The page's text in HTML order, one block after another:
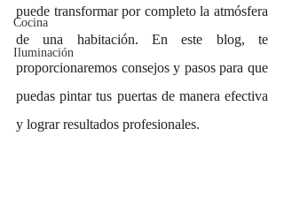
Cocina
Iluminación
puede transformar por completo la atmósfera
de una habitación. En este blog, te
proporcionaremos consejos y pasos para que
puedas pintar tus puertas de manera efectiva
y lograr resultados profesionales.